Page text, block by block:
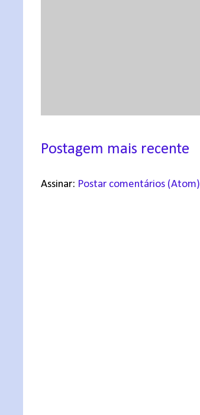
Postagem mais recente
Assinar: Postar comentários (Atom)